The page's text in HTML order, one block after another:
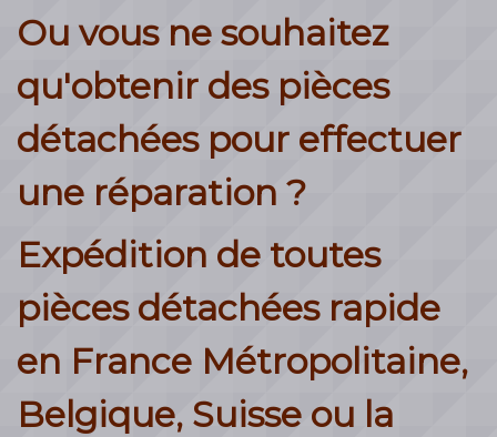
Ou vous ne souhaitez
qu'obtenir des pièces
détachées pour effectuer
une réparation ?
Expédition de toutes
pièces détachées rapide
en France Métropolitaine,
Belgique, Suisse ou la